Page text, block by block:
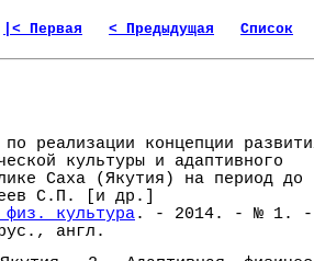
|< Первая < Предыдущая Список
реализации концепции
культуры и адаптивного
Саха (Якутия) на период до
С.П. [и др.]
физ. культура. - 2014. - № 1.
англ.